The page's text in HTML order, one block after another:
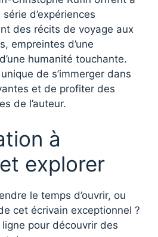
d’expériences
des récits de voyage aux
empreintes d’une
humanité touchante.
de s’immerger dans
et de profiter des
de l’auteur.
à
explorer
le temps d’ouvrir, ou
cet écrivain exceptionnel ?
pour découvrir des